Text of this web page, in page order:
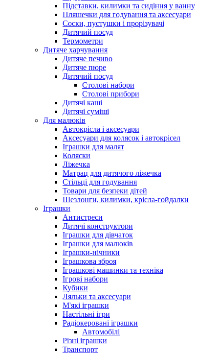
Підставки, килимки та сидіння у ванну
Пляшечки для годування та аксесуари
Соски, пустушки і прорізувачі
Дитячий посуд
Термометри
Дитяче харчування
Дитяче печиво
Дитяче пюре
Дитячий посуд
Столові набори
Столові прибори
Дитячі каші
Дитячі суміші
Для малюків
Автокрісла і аксесуари
Аксесуари для колясок і автокрісел
Іграшки для малят
Коляски
Ліжечка
Матрац для дитячого ліжечка
Стільці для годування
Товари для безпеки дітей
Шезлонги, килимки, крісла-гойдалки
Іграшки
Антистреси
Дитячі конструктори
Іграшки для дівчаток
Іграшки для малюків
Іграшки-нічники
Іграшкова зброя
Іграшкові машинки та техніка
Ігрові набори
Кубики
Ляльки та аксесуари
М'які іграшки
Настільні ігри
Радіокеровані іграшки
Автомобілі
Різні іграшки
Транспорт